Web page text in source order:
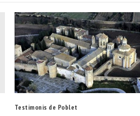
Testimonis de Poblet